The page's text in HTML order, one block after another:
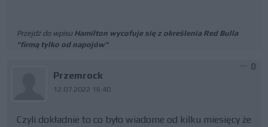
Przejdź do wpisu Hamilton wycofuje się z określenia Red Bulla
"firmą tylko od napojów"
Przemrock
12.07.2022 16:40
0
Czyli dokładnie to co było wiadome od kilku miesięcy że